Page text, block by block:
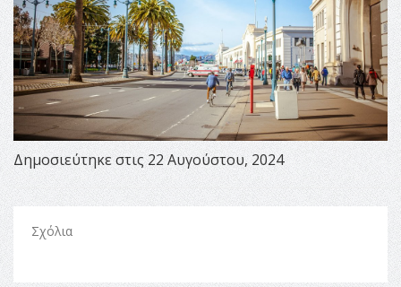
Δημοσιεύτηκε στις 22 Αυγούστου, 2024
Σχόλια